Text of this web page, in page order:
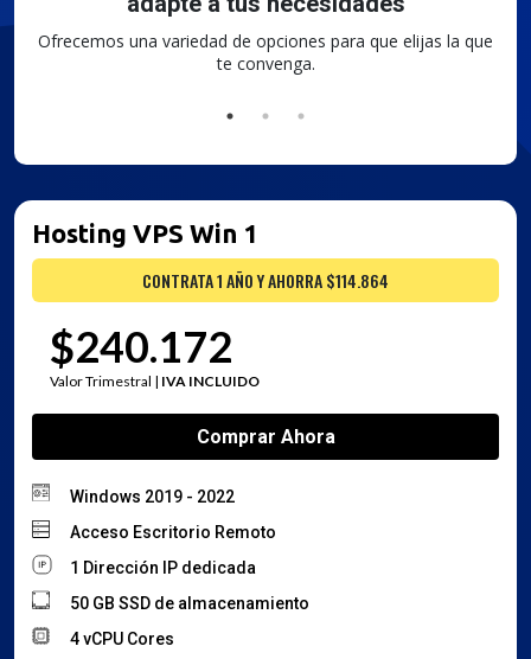
la que
Servicios de CDN y seguridad paraaplicaciones web,
protección contraataques digitales de todo tipo.
Hosting VPS Win 1
CONTRATA 1 AÑO Y AHORRA $114.864
$240.172
Valor Trimestral | IVA INCLUIDO
Comprar Ahora
Windows 2019 - 2022
Acceso Escritorio Remoto
1 Dirección IP dedicada
50 GB SSD de almacenamiento
4 vCPU Cores